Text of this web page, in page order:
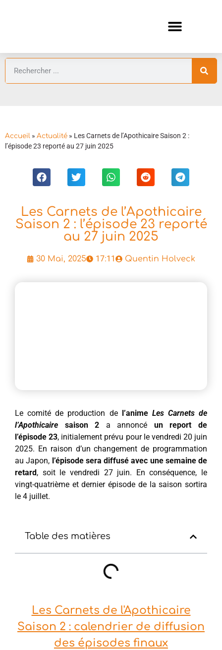
Accueil » Actualité » Les Carnets de l’Apothicaire Saison 2 :
l’épisode 23 reporté au 27 juin 2025
Les Carnets de l’Apothicaire
Saison 2 : l’épisode 23 reporté
au 27 juin 2025
30 Mai, 2025 17:11 Quentin Holveck
Le comité de production de l’anime Les Carnets de
l’Apothicaire saison 2 a annoncé un report de
l’épisode 23, initialement prévu pour le vendredi 20 juin
2025. En raison d’un changement de programmation
au Japon, l’épisode sera diffusé avec une semaine de
retard , soit le vendredi 27 juin. En conséquence, le
vingt-quatrième et dernier épisode de la saison sortira
le 4 juillet.
Table des matières
Les Carnets de l'Apothicaire
Saison 2 : calendrier de diffusion
des épisodes finaux